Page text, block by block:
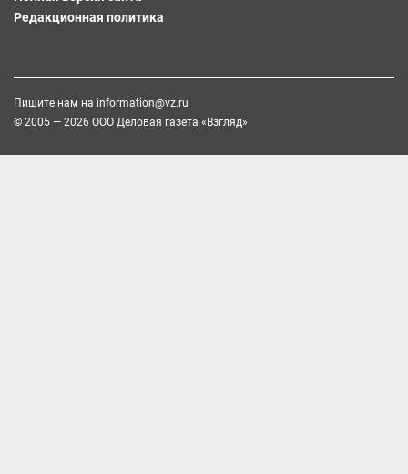
Редакционная политика
Пишите нам на information@vz.ru
© 2005 — 2026 ООО Деловая газета «Взгляд»